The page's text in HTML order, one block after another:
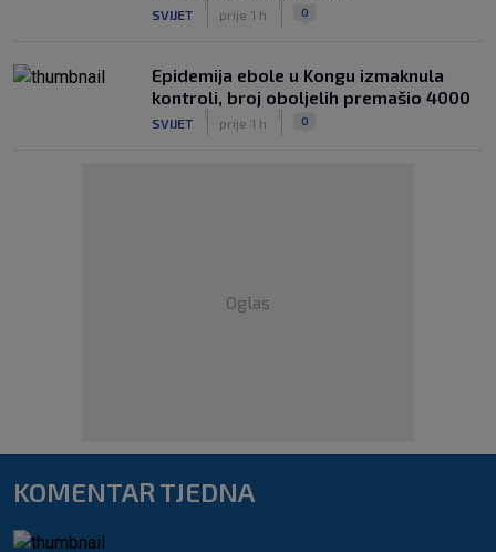
SVIJET prije 1 h 0
Epidemija ebole u Kongu izmaknula
kontroli, broj oboljelih premašio 4000
SVIJET prije 1 h 0
Oglas
KOMENTAR TJEDNA